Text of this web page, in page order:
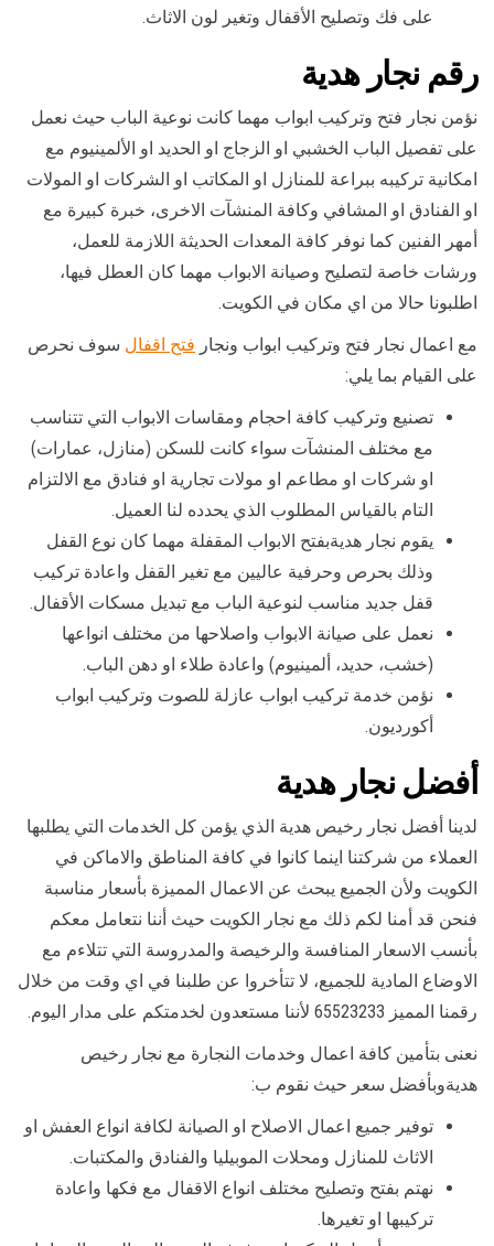
على فك وتصليح الأقفال وتغير لون الاثاث.
رقم نجار هدية
نؤمن نجار فتح وتركيب ابواب مهما كانت نوعية الباب حيث نعمل
على تفصيل الباب الخشبي او الزجاج او الحديد او الألمينيوم مع
امكانية تركيبه ببراعة للمنازل او المكاتب او الشركات او المولات
او الفنادق او المشافي وكافة المنشآت الاخرى، خبرة كبيرة مع
أمهر الفنين كما نوفر كافة المعدات الحديثة اللازمة للعمل،
ورشات خاصة لتصليح وصيانة الابواب مهما كان العطل فيها،
اطلبونا حالا من اي مكان في الكويت.
مع اعمال نجار فتح وتركيب ابواب ونجار فتح اقفال سوف نحرص
على القيام بما يلي:
تصنيع وتركيب كافة احجام ومقاسات الابواب التي تتناسب
مع مختلف المنشآت سواء كانت للسكن (منازل، عمارات)
او شركات او مطاعم او مولات تجارية او فنادق مع الالتزام
التام بالقياس المطلوب الذي يحدده لنا العميل.
يقوم نجار هديةبفتح الابواب المقفلة مهما كان نوع القفل
وذلك بحرص وحرفية عاليين مع تغير القفل واعادة تركيب
قفل جديد مناسب لنوعية الباب مع تبديل مسكات الأقفال.
نعمل على صيانة الابواب واصلاحها من مختلف انواعها
(خشب، حديد، ألمينيوم) واعادة طلاء او دهن الباب.
نؤمن خدمة تركيب ابواب عازلة للصوت وتركيب ابواب
أكورديون.
أفضل نجار هدية
لدينا أفضل نجار رخيص هدية الذي يؤمن كل الخدمات التي يطلبها
العملاء من شركتنا اينما كانوا في كافة المناطق والاماكن في
الكويت ولأن الجميع يبحث عن الاعمال المميزة بأسعار مناسبة
فنحن قد أمنا لكم ذلك مع نجار الكويت حيث أننا نتعامل معكم
بأنسب الاسعار المنافسة والرخيصة والمدروسة التي تتلاءم مع
الاوضاع المادية للجميع، لا تتأخروا عن طلبنا في اي وقت من خلال
رقمنا المميز 65523233 لأننا مستعدون لخدمتكم على مدار اليوم.
نعنى بتأمين كافة اعمال وخدمات النجارة مع نجار رخيص
هديةوبأفضل سعر حيث نقوم ب:
توفير جميع اعمال الاصلاح او الصيانة لكافة انواع العفش او
الاثاث للمنازل ومحلات الموبيليا والفنادق والمكتبات.
نهتم بفتح وتصليح مختلف انواع الاقفال مع فكها واعادة
تركيبها او تغيرها.